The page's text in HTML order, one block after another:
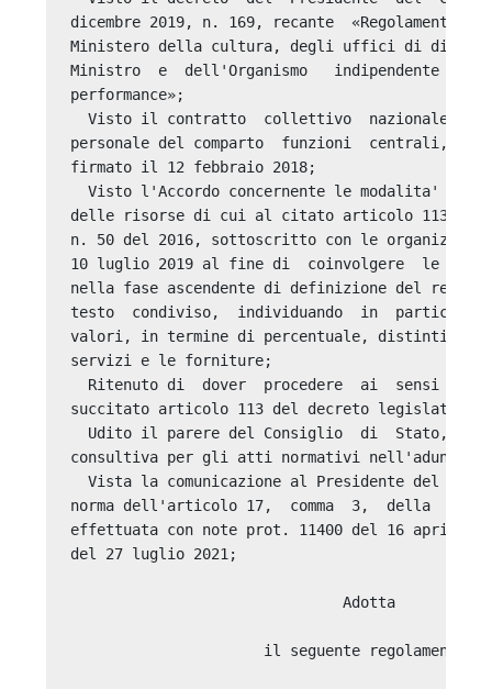
dicembre 2019, n. 169, recante  «Regolamento
Ministero della cultura, degli uffici di diretta
Ministro  e  dell'Organismo   indipendente
performance»;
Visto il contratto  collettivo  nazionale  di
personale del comparto  funzioni  centrali,
firmato il 12 febbraio 2018;
Visto l'Accordo concernente le modalita' e i
delle risorse di cui al citato articolo 113 del
n. 50 del 2016, sottoscritto con le
10 luglio 2019 al fine di  coinvolgere  le
nella fase ascendente di definizione del
testo  condiviso,  individuando  in
valori, in termine di percentuale, distinti
servizi e le forniture;
Ritenuto di  dover  procedere  ai  sensi  di
succitato articolo 113 del decreto legislativo
Udito il parere del Consiglio  di  Stato,
consultiva per gli atti normativi
Vista la comunicazione al Presidente del
norma dell'articolo 17,  comma  3,  della
effettuata con note prot. 11400 del 16 aprile
del 27 luglio 2021;
                               Adotta
                      il seguente regolamento: